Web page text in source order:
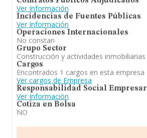
Ver Información
Incidencias de Fuentes Públicas
Ver Información
Operaciones Internacionales
No constan
Grupo Sector
Construcción y actividades inmobiliarias
Cargos
Encontrados 1 cargos en esta empresa
Ver cargos de Empresa
Responsabilidad Social
Ver Información
Cotiza en Bolsa
NO